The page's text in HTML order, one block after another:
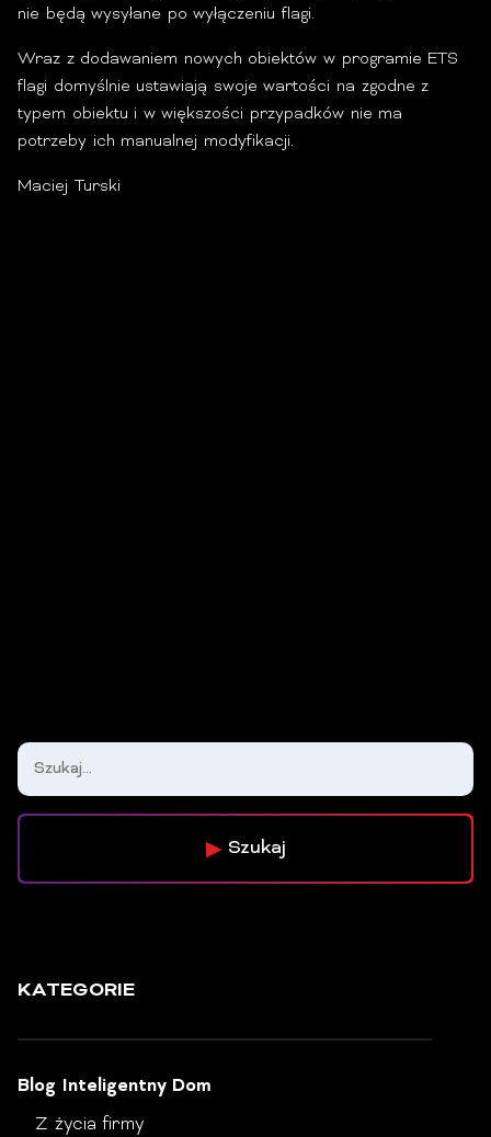
nie będą wysyłane po wyłączeniu flagi.
Wraz z dodawaniem nowych obiektów w programie ETS
flagi domyślnie ustawiają swoje wartości na zgodne z
typem obiektu i w większości przypadków nie ma
potrzeby ich manualnej modyfikacji.
Maciej Turski
Szukaj
KATEGORIE
Blog Inteligentny Dom
Z życia firmy